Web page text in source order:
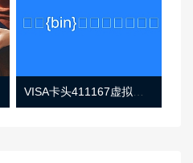
VISA卡头411167虚拟卡基础信息